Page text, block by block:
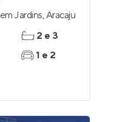
em Jardins,Aracaju
2 e 3
1 e 2